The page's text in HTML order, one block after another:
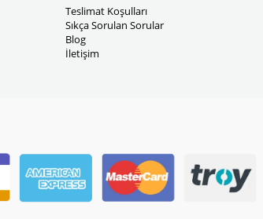
Teslimat Koşulları
Sıkça Sorulan Sorular
Blog
İletişim